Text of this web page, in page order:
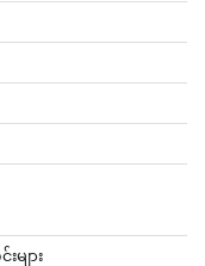
များ